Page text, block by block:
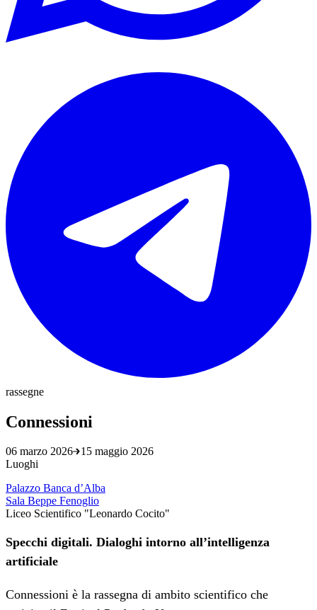
rassegne
Connessioni
06 marzo 2026
15 maggio 2026
Luoghi
Palazzo Banca d’Alba
Sala Beppe Fenoglio
Liceo Scientifico "Leonardo Cocito"
Specchi digitali. Dialoghi intorno all’intelligenza
artificiale
Connessioni è la rassegna di ambito scientifico che